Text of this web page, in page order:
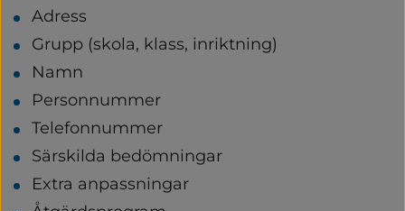
Adress
Grupp (skola, klass, inriktning)
Namn
Personnummer
Telefonnummer
Särskilda bedömningar
Extra anpassningar